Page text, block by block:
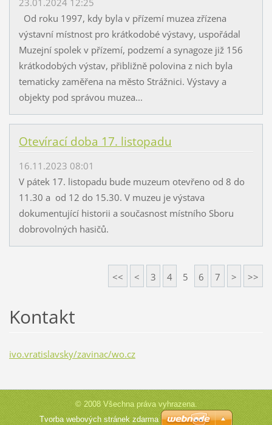
23.01.2024 12:25
Od roku 1997, kdy byla v přízemí muzea zřízena
výstavní místnost pro krátkodobé výstavy, uspořádal
Muzejní spolek v přízemí, podzemí a synagoze již 156
krátkodobých výstav, přibližně polovina z nich byla
tematicky zaměřena na město Strážnici. Výstavy a
objekty pod správou muzea...
Otevírací doba 17. listopadu
16.11.2023 08:01
V pátek 17. listopadu bude muzeum otevřeno od 8 do
11.30 a od 12 do 15.30. V muzeu je výstava
dokumentující historii a současnost místního Sboru
dobrovolných hasičů.
<< < 3 4 5 6 7 > >>
Kontakt
ivo.vratislavsky/zavinac/wo.cz
© 2008 Všechna práva vyhrazena.
Tvorba webových stránek zdarma